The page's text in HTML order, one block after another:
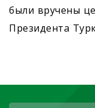
были вручены
Президента